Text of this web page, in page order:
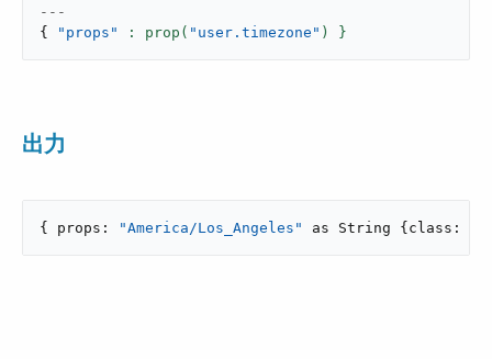
---
{
"props" : prop( "user.timezone" ) }
出力
{ props: "America/Los_Angeles" as String {class: